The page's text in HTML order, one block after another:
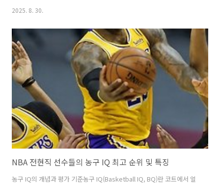
등장인물들의 관계도를 정리합니다. 애니메이션과 만화 완결까지의 공
용했습니다.가족 관계 (혈연 및 인척 관계) • 카마도 가(竈門家): 카마도
탄지로는 카마도 네즈코(竈門禰豆子)의 친오빠로, 두 남매는 무잔의 습
격 후 가문의 유일한 생존자가 되었습니다 ￼ ￼. 탄지로의 아버지 카마도 탄
지로(竈門炭十郎)와 어머니 카마도 키에(竈門葵枝)는 탄지로가 귀살대
원이 되기 전에 모두 별세하였는데, 특히 어머니 키에는 무잔에게 살해당
했습니다 ￼. ..
2025. 8. 30.
NBA 전현직 선수들의 농구 IQ 최고 순위 및 특징
농구 IQ의 개념과 평가 기준농구 IQ(Basketball IQ, BQ)란 코트에서 얼